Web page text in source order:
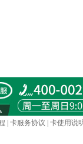
卡服务协议 卡使用说